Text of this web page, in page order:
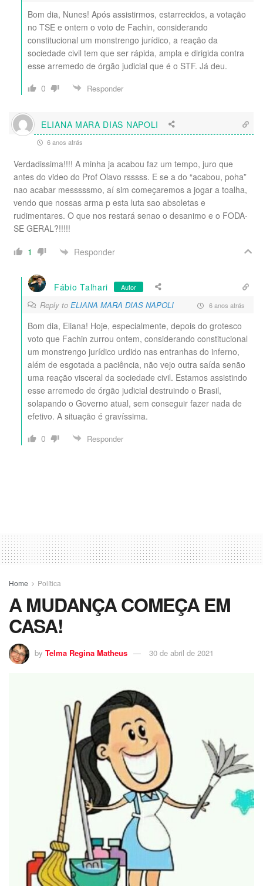
Bom dia, Nunes! Após assistirmos, estarrecidos, a votação
no TSE e ontem o voto de Fachin, considerando
constitucional um monstrengo jurídico, a reação da
sociedade civil tem que ser rápida, ampla e dirigida contra
esse arremedo de órgão judicial que é o STF. Já deu.
0
Responder
ELIANA MARA DIAS NAPOLI
6 anos atrás
Verdadissima!!!! A minha ja acabou faz um tempo, juro que
antes do video do Prof Olavo rsssss. E se a do “acabou, poha”
nao acabar messsssmo, aí sim começaremos a jogar a toalha,
vendo que nossas arma p esta luta sao absoletas e
rudimentares. O que nos restará senao o desanimo e o FODA-
SE GERAL?!!!!!
1
Responder
Fábio Talhari Autor
Reply to ELIANA MARA DIAS NAPOLI 6 anos atrás
Bom dia, Eliana! Hoje, especialmente, depois do grotesco
voto que Fachin zurrou ontem, considerando constitucional
um monstrengo jurídico urdido nas entranhas do inferno,
além de esgotada a paciência, não vejo outra saída senão
uma reação visceral da sociedade civil. Estamos assistindo
esse arremedo de órgão judicial destruindo o Brasil,
solapando o Governo atual, sem conseguir fazer nada de
efetivo. A situação é gravíssima.
0
Responder
Home Política
A MUDANÇA COMEÇA EM
CASA!
by Telma Regina Matheus 30 de abril de 2021